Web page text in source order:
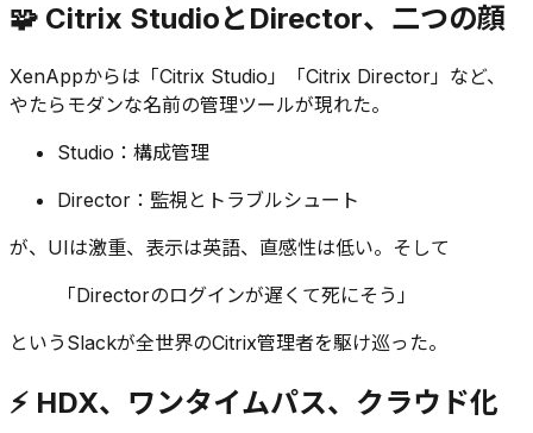
🧩 Citrix StudioとDirector、二つの顔
XenAppからは「Citrix Studio」「Citrix Director」など、
やたらモダンな名前の管理ツールが現れた。
Studio：構成管理
Director：監視とトラブルシュート
が、UIは激重、表示は英語、直感性は低い。そして
「Directorのログインが遅くて死にそう」
というSlackが全世界のCitrix管理者を駆け巡った。
⚡ HDX、ワンタイムパス、クラウド化